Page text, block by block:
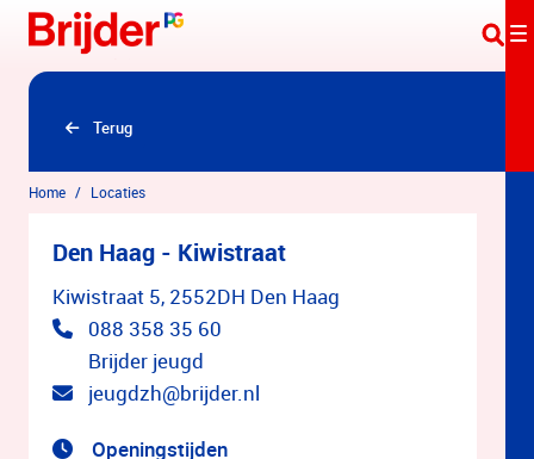
Overslaan en naar hoofdinhoud gaan
Terug
Home Locaties
Den Haag - Kiwistraat
Kiwistraat 5, 2552DH Den Haag
088 358 35 60
Brijder jeugd
jeugdzh@brijder.nl
Openingstijden